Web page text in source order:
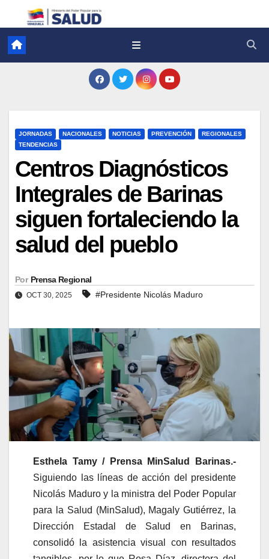
JORNADAS NACIONALES NOTICIAS PREVENCIÓN
REGIONALES
TENDENCIAS
Centros Diagnósticos
Integrales de Barinas
siguen fortaleciendo la
salud del pueblo
Por Prensa Regional
OCT 30, 2025 #Presidente Nicolás Maduro
Esthela Tamy / Prensa MinSalud Barinas.-
Siguiendo las líneas de acción del presidente
Nicolás Maduro y la ministra del Poder Popular
para la Salud (MinSalud), Magaly Gutiérrez, la
Dirección Estadal de Salud en Barinas,
consolidó la asistencia visual con resultados